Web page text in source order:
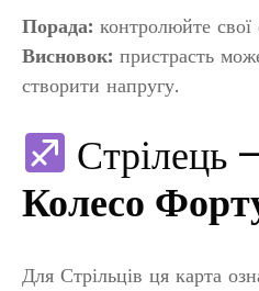
Порада: контролюйте свої
Висновок: пристрасть
створити напругу.
Стрілець
Колесо
Для Стрільців ця карта